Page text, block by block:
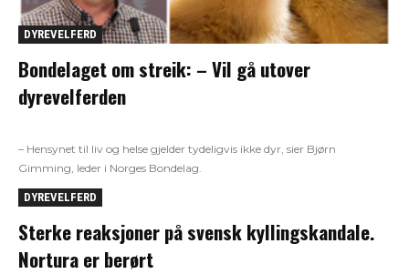
DYREVELFERD
Bondelaget om streik: – Vil gå utover
dyrevelferden
– Hensynet til liv og helse gjelder tydeligvis ikke dyr, sier Bjørn
Gimming, leder i Norges Bondelag.
DYREVELFERD
Sterke reaksjoner på svensk kyllingskandale.
Nortura er berørt